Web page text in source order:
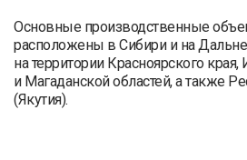
Основные производственные
расположены в Сибири и на
на территории Красноярского края,
и Магаданской областей, а также
(Якутия).